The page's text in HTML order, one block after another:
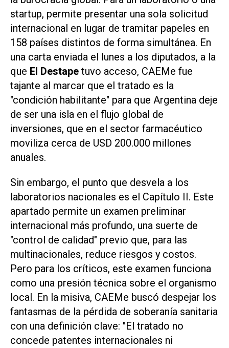
startup, permite presentar una sola solicitud
internacional en lugar de tramitar papeles en
158 países distintos de forma simultánea. En
una carta enviada el lunes a los diputados, a la
que El Destape tuvo acceso, CAEMe fue
tajante al marcar que el tratado es la
"condición habilitante" para que Argentina deje
de ser una isla en el flujo global de
inversiones, que en el sector farmacéutico
moviliza cerca de USD 200.000 millones
anuales.
Sin embargo, el punto que desvela a los
laboratorios nacionales es el Capítulo II. Este
apartado permite un examen preliminar
internacional más profundo, una suerte de
"control de calidad" previo que, para las
multinacionales, reduce riesgos y costos.
Pero para los críticos, este examen funciona
como una presión técnica sobre el organismo
local. En la misiva, CAEMe buscó despejar los
fantasmas de la pérdida de soberanía sanitaria
con una definición clave: "El tratado no
concede patentes internacionales ni